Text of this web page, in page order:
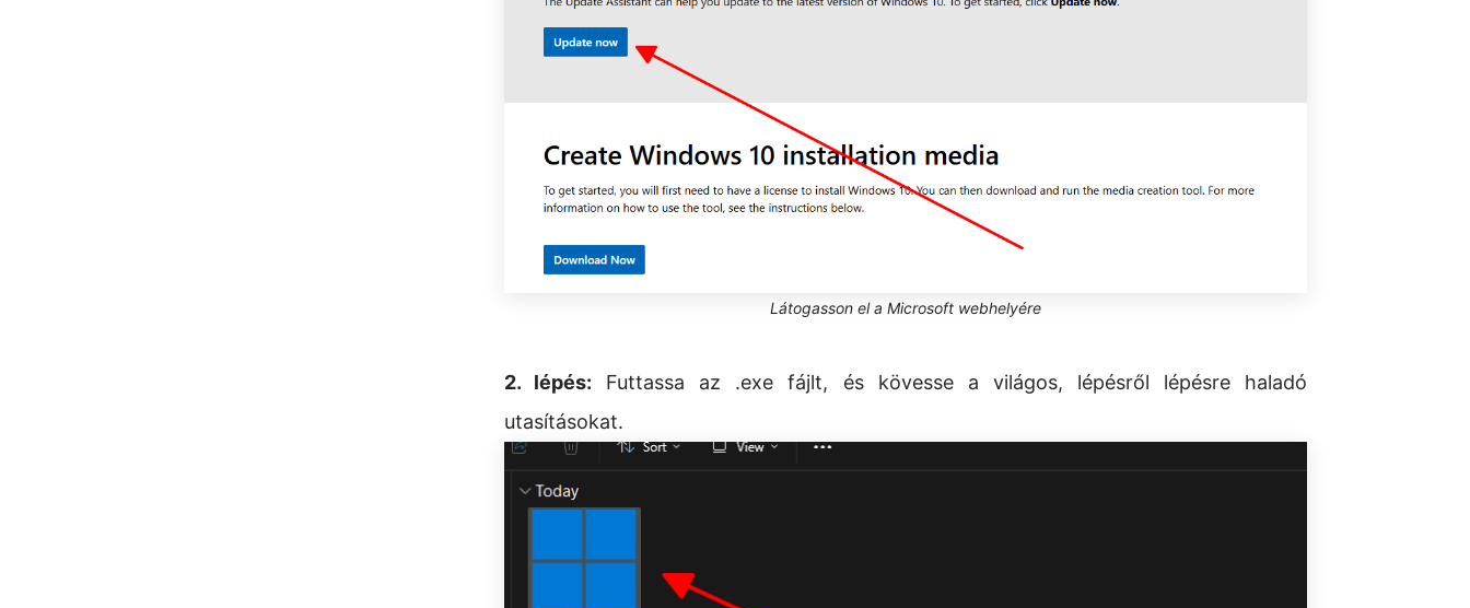
Látogasson el a Microsoft webhelyére
2. lépés: Futtassa az .exe fájlt, és kövesse a világos, lépésről lépésre haladó
utasításokat.